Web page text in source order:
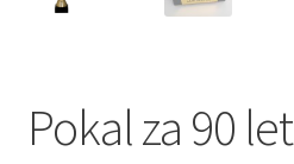
Pokal za 90 let